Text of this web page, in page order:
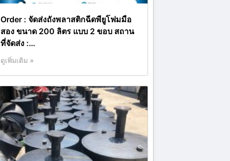
Order : จัดส่งถังพลาสติกฉีดพียูโฟมมือ
สอง ขนาด 200 ลิตร แบบ 2 ขอบ สถาน
ที่จัดส่ง :…
ดูเพิ่มเติม »